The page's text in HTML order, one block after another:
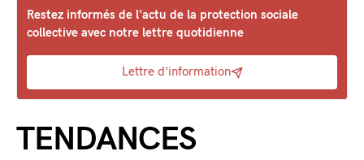
Restez informés de l'actu de la protection sociale
collective avec notre lettre quotidienne
Lettre d'information
TENDANCES